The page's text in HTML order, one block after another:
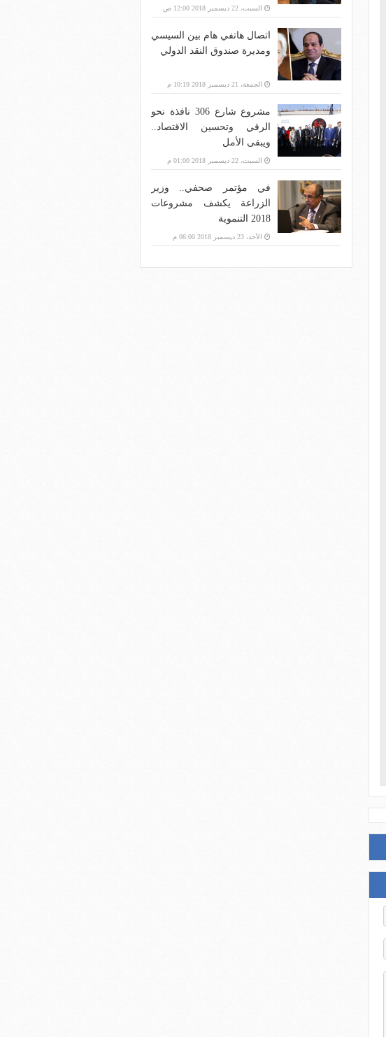
بنية الاتصالات؟
السبت، 22 ديسمبر 2018 12:00 ص
اتصال هاتفي هام بين السيسي
ومديرة صندوق النقد الدولي
الجمعة، 21 ديسمبر 2018 10:19 م
مشروع شارع 306 نافذة نحو
الرقي وتحسين الاقتصاد..
ويبقى الأمل
السبت، 22 ديسمبر 2018 01:00 م
في مؤتمر صحفي.. وزير
الزراعة يكشف مشروعات
2018 التنموية
الأحد، 23 ديسمبر 2018 06:00 م